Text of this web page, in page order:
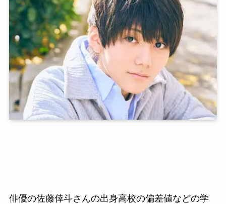
俳優の佐藤倖斗さんの出身高校の偏差値などの学